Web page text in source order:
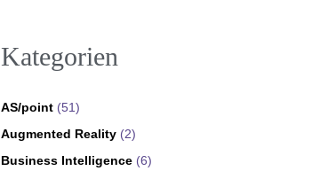
Kategorien
AS/point(51)
Augmented Reality(2)
Business Intelligence(6)